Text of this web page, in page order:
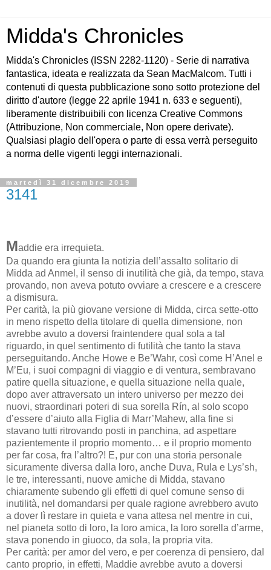
Midda's Chronicles
Midda's Chronicles (ISSN 2282-1120) - Serie di narrativa
fantastica, ideata e realizzata da Sean MacMalcom. Tutti i
contenuti di questa pubblicazione sono sotto protezione del
diritto d'autore (legge 22 aprile 1941 n. 633 e seguenti),
liberamente distribuibili con licenza Creative Commons
(Attribuzione, Non commerciale, Non opere derivate).
Qualsiasi plagio dell'opera o parte di essa verrà perseguito
a norma delle vigenti leggi internazionali.
martedì 31 dicembre 2019
3141
Maddie era irrequieta.
Da quando era giunta la notizia dell’assalto solitario di
Midda ad Anmel, il senso di inutilità che già, da tempo, stava
provando, non aveva potuto ovviare a crescere e a crescere
a dismisura.
Per carità, la più giovane versione di Midda, circa sette-otto
in meno rispetto della titolare di quella dimensione, non
avrebbe avuto a doversi fraintendere qual sola a tal
riguardo, in quel sentimento di futilità che tanto la stava
perseguitando. Anche Howe e Be’Wahr, così come H’Anel e
M’Eu, i suoi compagni di viaggio e di ventura, sembravano
patire quella situazione, e quella situazione nella quale,
dopo aver attraversato un intero universo per mezzo dei
nuovi, straordinari poteri di sua sorella Rín, al solo scopo
d’essere d’aiuto alla Figlia di Marr’Mahew, alla fine si
stavano tutti ritrovando posti in panchina, ad aspettare
pazientemente il proprio momento… e il proprio momento
per far cosa, fra l’altro?! E, pur con una storia personale
sicuramente diversa dalla loro, anche Duva, Rula e Lys’sh,
le tre, interessanti, nuove amiche di Midda, stavano
chiaramente subendo gli effetti di quel comune senso di
inutilità, nel domandarsi per quale ragione avrebbero avuto
a dover lì restare in quieta e vana attesa nel mentre in cui,
nel pianeta sotto di loro, la loro amica, la loro sorella d’arme,
stava ponendo in giuoco, da sola, la propria vita.
Per carità: per amor del vero, e per coerenza di pensiero, dal
canto proprio, in effetti, Maddie avrebbe avuto a doversi